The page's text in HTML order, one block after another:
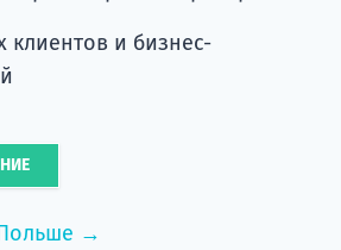
клиентов и бизнес-
→